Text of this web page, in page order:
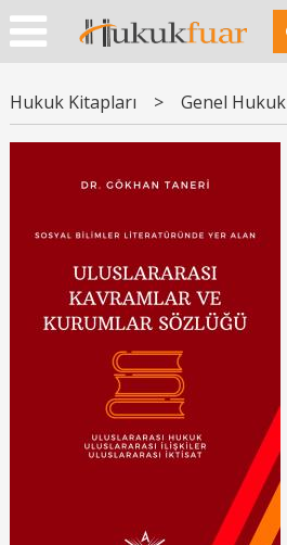
Hukuk Kitapları > Genel Hukuk